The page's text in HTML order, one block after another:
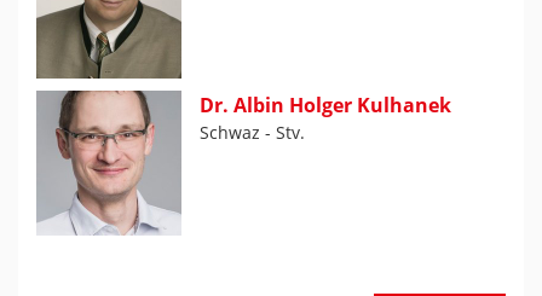
Dr. Albin Holger Kulhanek
Schwaz - Stv.